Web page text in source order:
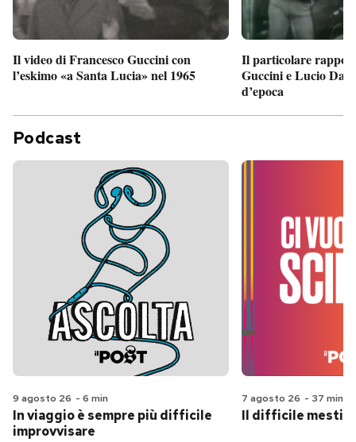
Il video di Francesco Guccini con
l’eskimo «a Santa Lucia» nel 1965
Il particolare
Guccini e Lucio
d’epoca
Podcast
9 agosto 26 - 6 min
In viaggio è sempre più difficile
improvvisare
7 agosto 26 - 37 min
Il difficile